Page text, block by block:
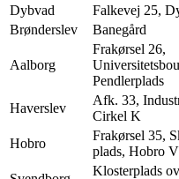
Dybvad
Falkevej 25,
Brønderslev
Banegård
Aalborg
Frakørsel 26,
Pendlerplads
Haverslev
Afk. 33,
Cirkel K
Hobro
Frakørsel 35,
plads, Hobro V
Klosterplads